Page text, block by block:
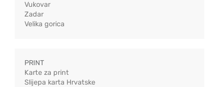
Vukovar
Zadar
Velika gorica
PRINT
Karte za print
Slijepa karta Hrvatske